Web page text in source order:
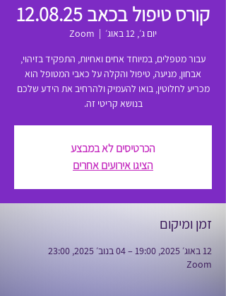
קורס טיפול בכאב 12.08.25
יום ג׳, 12 באוג׳
  |
Zoom
עבור מטפלים, במיוחד אחים ואחיות, התפקיד בזיהוי,
אבחון, מניעה, טיפול והקלה על כאבי המטופל הוא
מכריע לחלוטין, בואו להעמיק ולהרחיב את הידע שלכם
בנושא קריטי זה.
הכרטיסים לא במבצע
הציגו אירועים אחרים
זמן ומיקום
12 באוג׳ 2025, 19:00 – 04 בנוב׳ 2025, 23:00
Zoom